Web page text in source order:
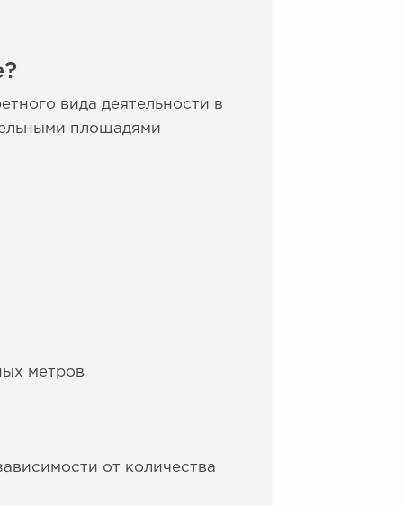
вида деятельности в
площадями
метров
от количества